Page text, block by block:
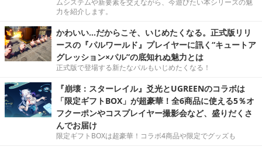
力を紹介します。
かわいい…だからこそ、いじめたくなる。正式版リリ
ースの『パルワールド』プレイヤーに訊く“キュートア
グレッション×パル”の底知れぬ魅力とは
正式版で登場する新たなパルもいじめたくなる！
『崩壊：スターレイル』爻光とUGREENのコラボは
「限定ギフトBOX」が超豪華！全6商品に使える5％オ
フクーポンやコスプレイヤー撮影会など、盛りだくさ
んでお届け
限定ギフトBOXは超豪華！コラボ4商品や限定でグッズも